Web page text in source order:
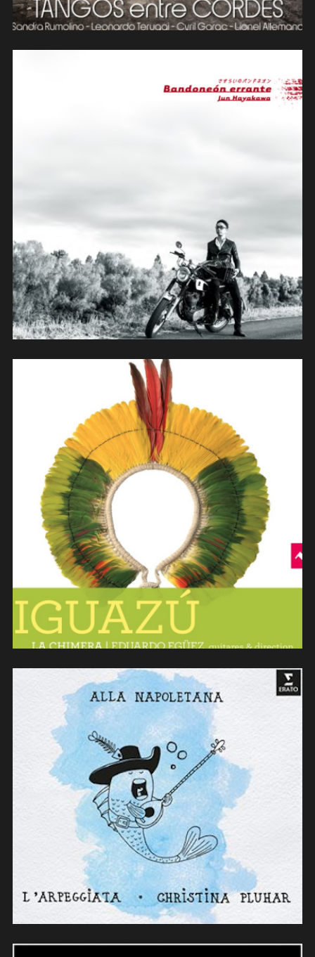
La Chimera: « Iguazú » (2022)
(contrebasse)
« Alla napoletana » L’Arpeggiata-
Christina Pluhar (2021)
(contrebasse)